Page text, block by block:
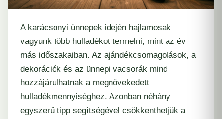
A karácsonyi ünnepek idején hajlamosak
vagyunk több hulladékot termelni, mint az év
más időszakaiban. Az ajándékcsomagolások, a
dekorációk és az ünnepi vacsorák mind
hozzájárulhatnak a megnövekedett
hulladékmennyiséghez. Azonban néhány
egyszerű tipp segítségével csökkenthetjük a